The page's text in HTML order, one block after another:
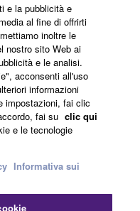
e la pubblicità e
al fine di offrirti
inoltre le
nostro sito Web ai
e le analisi.
acconsenti all'uso
informazioni
impostazioni, fai clic
fai su clic qui
e le tecnologie
Informativa sui